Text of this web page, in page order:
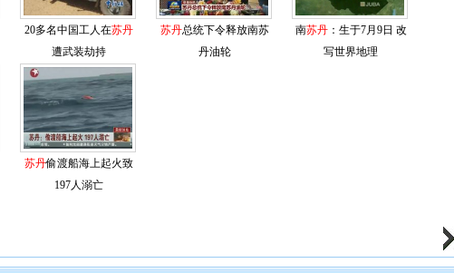
20多名中国工人在苏丹
遭武装劫持
苏丹总统下令释放南苏
丹油轮
南苏丹：生于7月9日 改
写世界地理
苏丹偷渡船海上起火致
197人溺亡